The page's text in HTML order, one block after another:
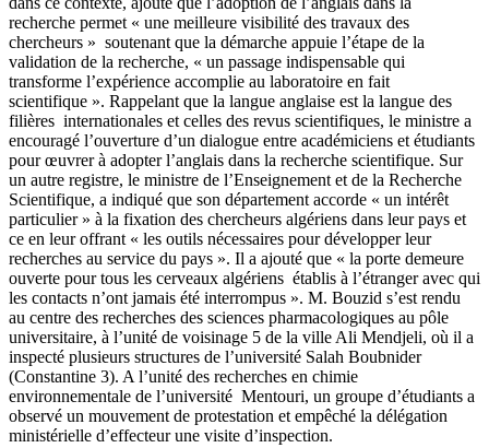
recherche permet « une meilleure visibilité des travaux des
chercheurs » soutenant que la démarche appuie l’étape de la
validation de la recherche, « un passage indispensable qui
transforme l’expérience accomplie au laboratoire en fait
scientifique ». Rappelant que la langue anglaise est la langue des
filières internationales et celles des revus scientifiques, le ministre a
encouragé l’ouverture d’un dialogue entre académiciens et étudiants
pour œuvrer à adopter l’anglais dans la recherche scientifique. Sur
un autre registre, le ministre de l’Enseignement et de la Recherche
Scientifique, a indiqué que son département accorde « un intérêt
particulier » à la fixation des chercheurs algériens dans leur pays et
ce en leur offrant « les outils nécessaires pour développer leur
recherches au service du pays ». Il a ajouté que « la porte demeure
ouverte pour tous les cerveaux algériens établis à l’étranger avec qui
les contacts n’ont jamais été interrompus ». M. Bouzid s’est rendu
au centre des recherches des sciences pharmacologiques au pôle
universitaire, à l’unité de voisinage 5 de la ville Ali Mendjeli, où il a
inspecté plusieurs structures de l’université Salah Boubnider
(Constantine 3). A l’unité des recherches en chimie
environnementale de l’université Mentouri, un groupe d’étudiants a
observé un mouvement de protestation et empêché la délégation
ministérielle d’effecteur une visite d’inspection.